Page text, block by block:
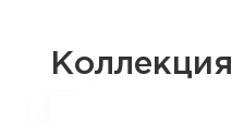
Коллекция